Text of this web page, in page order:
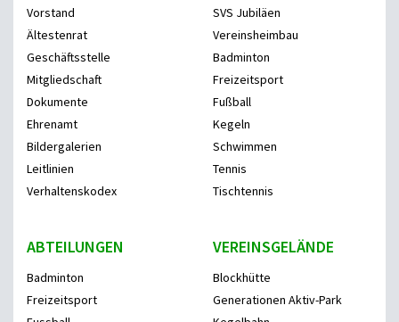
Vorstand
Ältestenrat
Geschäftsstelle
Mitgliedschaft
Dokumente
Ehrenamt
Bildergalerien
Leitlinien
Verhaltenskodex
SVS Jubiläen
Vereinsheimbau
Badminton
Freizeitsport
Fußball
Kegeln
Schwimmen
Tennis
Tischtennis
ABTEILUNGEN
Badminton
Freizeitsport
VEREINSGELÄNDE
Blockhütte
Generationen Aktiv-Park